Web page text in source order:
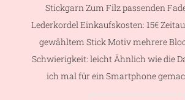
Stickgarn Zum Filz passenden
Lederkordel Einkaufskosten: 15€
gewähltem Stick Motiv mehrere
Schwierigkeit: leicht Ähnlich wie die
ich mal für ein Smartphone